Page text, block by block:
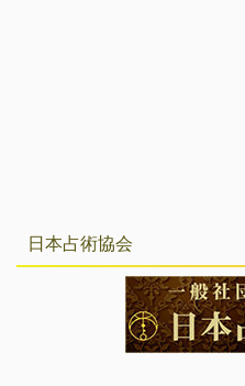
日本占術協会